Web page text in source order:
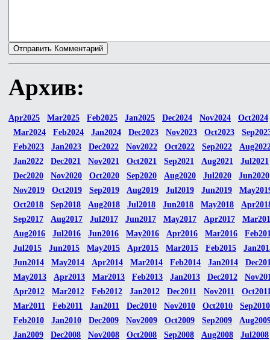
Архив:
Apr2025 Mar2025 Feb2025 Jan2025 Dec2024 Nov2024
Oct2024
Mar2024
Feb2024 Jan2024 Dec2023 Nov2023 Oct2023
Feb2023
Jan2023 Dec2022 Nov2022 Oct2022 Sep2022
Jan2022
Dec2021 Nov2021 Oct2021 Sep2021 Aug2021
Jul2021
Dec2020
Nov2020 Oct2020 Sep2020 Aug2020 Jul2020
Jun2020
Nov2019
Oct2019 Sep2019 Aug2019 Jul2019 Jun2019
Oct2018
Sep2018 Aug2018 Jul2018 Jun2018 May2018
Sep2017
Aug2017 Jul2017 Jun2017 May2017 Apr2017
Aug2016
Jul2016 Jun2016 May2016 Apr2016 Mar2016
Jul2015
Jun2015 May2015 Apr2015 Mar2015 Feb2015
Jun2014
May2014 Apr2014 Mar2014 Feb2014 Jan2014
May2013
Apr2013 Mar2013 Feb2013 Jan2013 Dec2012
Apr2012
Mar2012 Feb2012 Jan2012 Dec2011 Nov2011
Mar2011
Feb2011 Jan2011 Dec2010 Nov2010 Oct2010
Sep2010
Feb2010
Jan2010 Dec2009 Nov2009 Oct2009 Sep2009
Jan2009
Dec2008 Nov2008 Oct2008 Sep2008 Aug2008
Jul2008